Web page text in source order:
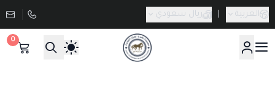
العربية ريال سعودي
صيدلية طموح الخيال البيطرية
0